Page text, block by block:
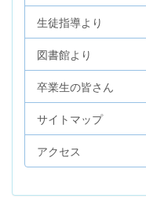
生徒指導より
図書館より
卒業生の皆さん
サイトマップ
アクセス